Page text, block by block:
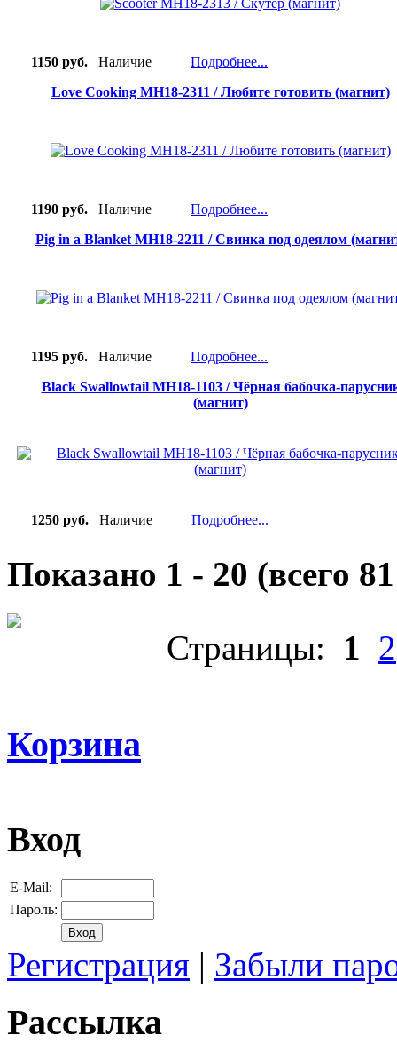
1150 руб. Наличие
Подробнее...
Love Cooking MH18-2311 / Любите готовить (магнит)
1190 руб. Наличие
Подробнее...
Pig in a Blanket MH18-2211 / Свинка под одеялом
1195 руб. Наличие
Подробнее...
Black Swallowtail MH18-1103 / Чёрная бабочка-
(магнит)
1250 руб. Наличие Подробнее...
Показано 1 - 20 (всего 81
Страницы: 1 2
Корзина
Вход
E-Mail:
Пароль:
Регистрация | Забыли
Рассылка